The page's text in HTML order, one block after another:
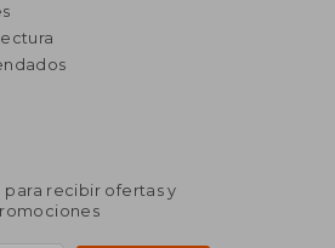
para recibir ofertas y